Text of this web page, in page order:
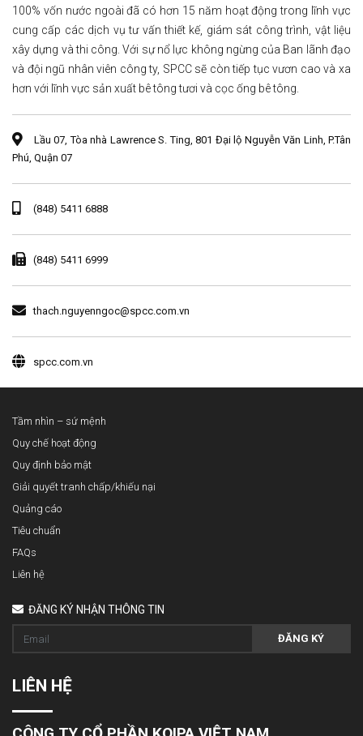
100% vốn nước ngoài đã có hơn 15 năm hoạt động trong lĩnh vực
cung cấp các dịch vụ tư vấn thiết kế, giám sát công trình, vật liệu
xây dựng và thi công. Với sự nổ lực không ngừng của Ban lãnh đạo
và đội ngũ nhân viên công ty, SPCC sẽ còn tiếp tục vươn cao và xa
hơn với lĩnh vực sản xuất bê tông tươi và cọc ống bê tông.
Lầu 07, Tòa nhà Lawrence S. Ting, 801 Đại lộ Nguyễn Văn Linh, P.Tân
Phú, Quận 07
(848) 5411 6888
(848) 5411 6999
thach.nguyenngoc@spcc.com.vn
spcc.com.vn
Tầm nhìn – sứ mệnh
Quy chế hoạt động
Quy định bảo mật
Giải quyết tranh chấp/khiếu nại
Quảng cáo
Tiêu chuẩn
FAQs
Liên hệ
ĐĂNG KÝ NHẬN THÔNG TIN
ĐĂNG KÝ
LIÊN HỆ